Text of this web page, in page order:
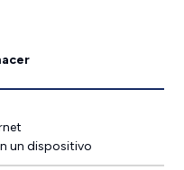
un dispositivo